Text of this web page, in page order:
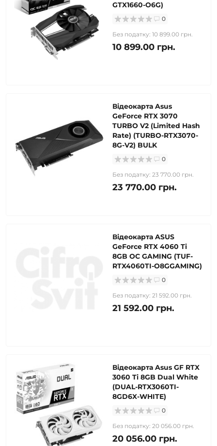
GTX1660-O6G)
0
Без податку: 10 899.00 грн.
10 899.00 грн.
Відеокарта Asus
GeForce RTX 3070
TURBO V2 (Limited Hash
Rate) (TURBO-RTX3070-
8G-V2) BULK
0
Без податку: 23 770.00 грн.
23 770.00 грн.
Відеокарта ASUS
GeForce RTX 4060 Ti
8GB OC GAMING (TUF-
RTX4060TI-O8GGAMING)
0
Без податку: 21 592.00 грн.
21 592.00 грн.
Відеокарта Asus GF RTX
3060 Ti 8GB Dual White
(DUAL-RTX3060TI-
8GD6X-WHITE)
0
Без податку: 20 056.00 грн.
20 056.00 грн.